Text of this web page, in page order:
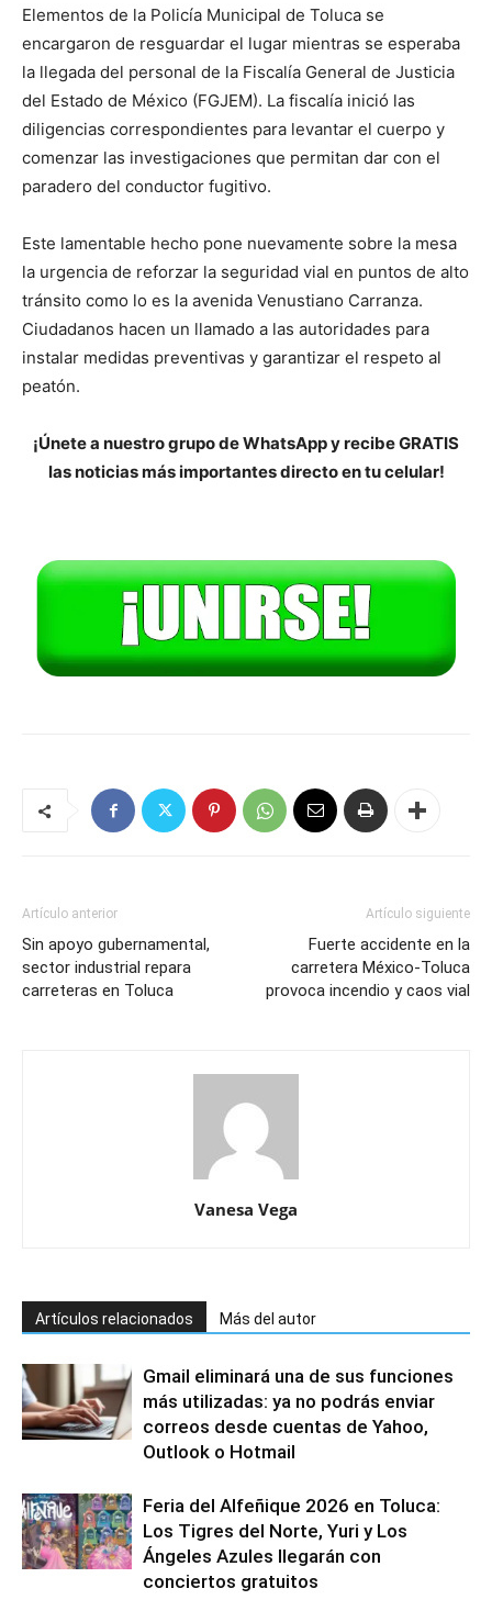
Elementos de la Policía Municipal de Toluca se
encargaron de resguardar el lugar mientras se esperaba
la llegada del personal de la Fiscalía General de Justicia
del Estado de México (FGJEM). La fiscalía inició las
diligencias correspondientes para levantar el cuerpo y
comenzar las investigaciones que permitan dar con el
paradero del conductor fugitivo.
Este lamentable hecho pone nuevamente sobre la mesa
la urgencia de reforzar la seguridad vial en puntos de alto
tránsito como lo es la avenida Venustiano Carranza.
Ciudadanos hacen un llamado a las autoridades para
instalar medidas preventivas y garantizar el respeto al
peatón.
¡Únete a nuestro grupo de WhatsApp y recibe GRATIS
las noticias más importantes directo en tu celular!
Artículo anterior
Sin apoyo gubernamental,
sector industrial repara
carreteras en Toluca
Artículo siguiente
Fuerte accidente en la
carretera México-Toluca
provoca incendio y caos vial
Vanesa Vega
Artículos relacionados Más del autor
Gmail eliminará una de sus funciones
más utilizadas: ya no podrás enviar
correos desde cuentas de Yahoo,
Outlook o Hotmail
Feria del Alfeñique 2026 en Toluca:
Los Tigres del Norte, Yuri y Los
Ángeles Azules llegarán con
conciertos gratuitos